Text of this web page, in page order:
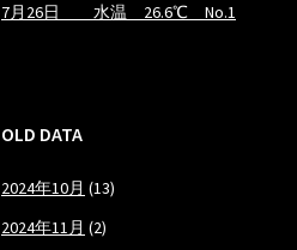
7月26日 水温 26.6℃ No.1
OLD DATA
2024年10月 (13)
2024年11月 (2)